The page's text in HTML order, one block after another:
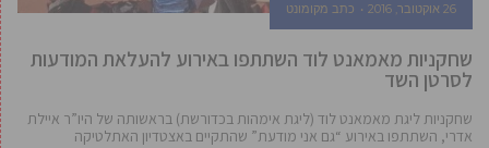
26 אוקטובר, 2016 כתב מקומונט
שחקניות מאמאנט לוד השתתפו באירוע להעלאת המודעות
לסרטן השד
שחקניות ליגת מאמאנט לוד (ליגת אימהות בכדורשת) בראשותה של היו”ר איילת
אדרי, השתתפו באירוע “גם אני מודעת” שהתקיים באצטדיון האתלטיקה